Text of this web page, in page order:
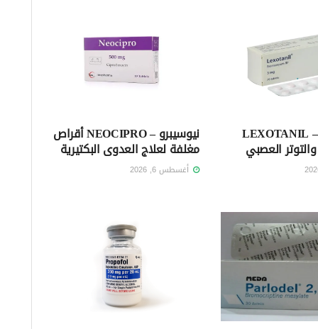
ليكسوتانيل – LEXOTANIL
العصبي
نيوسيبرو – NEOCIPRO أقراص
مغلفة لعلاج العدوى البكتيرية
أغسطس 6, 2026